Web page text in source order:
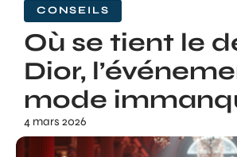
CONSEILS
Où se tient le
Dior,
mode
4 mars 2026